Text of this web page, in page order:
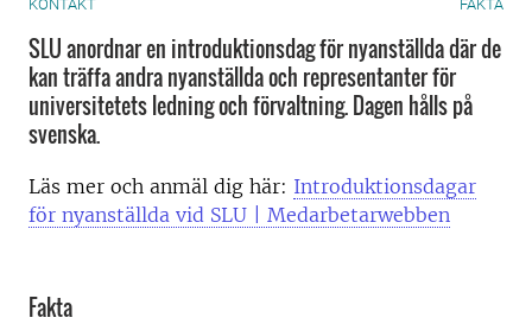
KONTAKT FAKTA
SLU anordnar en introduktionsdag för nyanställda där de
kan träffa andra nyanställda och representanter för
universitetets ledning och förvaltning. Dagen hålls på
svenska.
Läs mer och anmäl dig här: Introduktionsdagar
för nyanställda vid SLU | Medarbetarwebben
Fakta